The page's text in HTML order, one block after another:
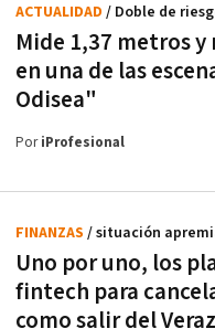
Mide 1,37 metros
en una de las
Odisea"
ACTUALIDAD / Doble de
PoriProfesional
Uno por uno, los
fintech para
como salir del Veraz
FINANZAS / situación